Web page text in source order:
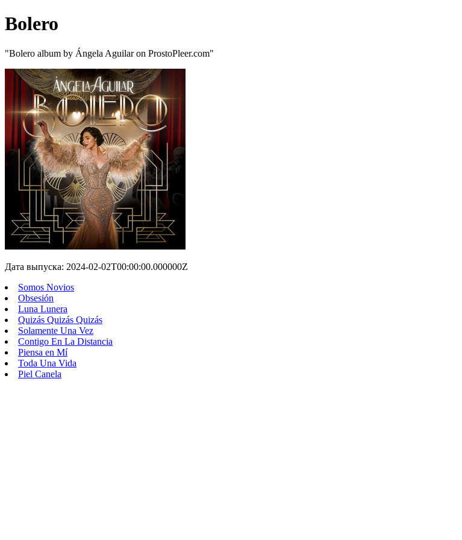
Bolero
"Bolero album by Ángela Aguilar on ProstoPleer.com"
Дата выпуска: 2024-02-02T00:00:00.000000Z
Somos Novios
Obsesión
Luna Lunera
Quizás Quizás Quizás
Solamente Una Vez
Contigo En La Distancia
Piensa en Mí
Toda Una Vida
Piel Canela